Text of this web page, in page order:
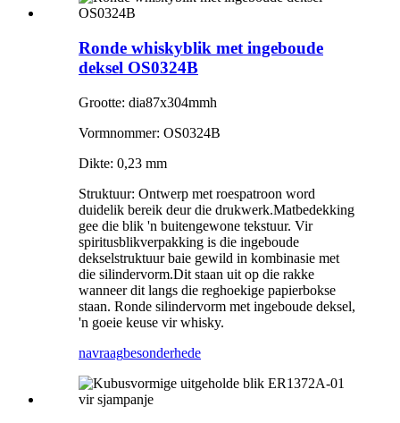
Ronde whiskyblik met ingeboude
deksel OS0324B
Grootte: dia87x304mmh
Vormnommer: OS0324B
Dikte: 0,23 mm
Struktuur: Ontwerp met roespatroon word
duidelik bereik deur die drukwerk.Matbedekking
gee die blik 'n buitengewone tekstuur. Vir
spiritusblikverpakking is die ingeboude
dekselstruktuur baie gewild in kombinasie met
die silindervorm.Dit staan ​​uit op die rakke
wanneer dit langs die reghoekige papierbokse
staan. Ronde silindervorm met ingeboude deksel,
'n goeie keuse vir whisky.
navraagbesonderhede